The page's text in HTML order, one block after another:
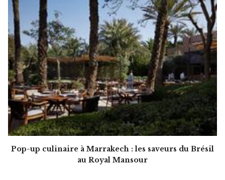
Pop-up culinaire à Marrakech : les saveurs du Brésil
au Royal Mansour